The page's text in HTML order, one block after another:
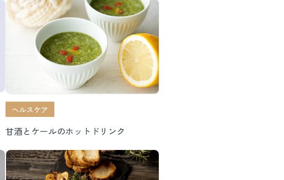
ヘルスケア
甘酒とケールのホットドリンク